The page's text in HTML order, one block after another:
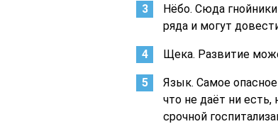
Нёбо. Сюда
ряда и могут
Щека. Развитие
Язык. Самое
что не даёт ни
срочной